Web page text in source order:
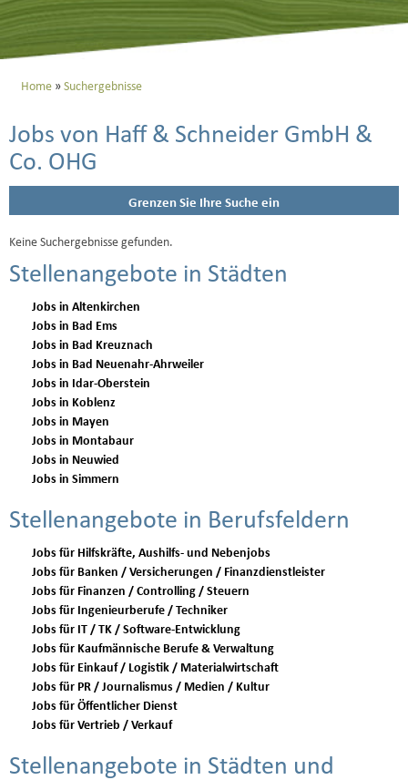
Home Suchergebnisse
Jobs von Haff & Schneider GmbH &
Co. OHG
Grenzen Sie Ihre Suche ein
Keine Suchergebnisse gefunden.
Stellenangebote in Städten
Jobs in Altenkirchen
Jobs in Bad Ems
Jobs in Bad Kreuznach
Jobs in Bad Neuenahr-Ahrweiler
Jobs in Idar-Oberstein
Jobs in Koblenz
Jobs in Mayen
Jobs in Montabaur
Jobs in Neuwied
Jobs in Simmern
Stellenangebote in Berufsfeldern
Jobs für Hilfskräfte, Aushilfs- und Nebenjobs
Jobs für Banken / Versicherungen / Finanzdienstleister
Jobs für Finanzen / Controlling / Steuern
Jobs für Ingenieurberufe / Techniker
Jobs für IT / TK / Software-Entwicklung
Jobs für Kaufmännische Berufe & Verwaltung
Jobs für Einkauf / Logistik / Materialwirtschaft
Jobs für PR / Journalismus / Medien / Kultur
Jobs für Öffentlicher Dienst
Jobs für Vertrieb / Verkauf
Stellenangebote in Städten und